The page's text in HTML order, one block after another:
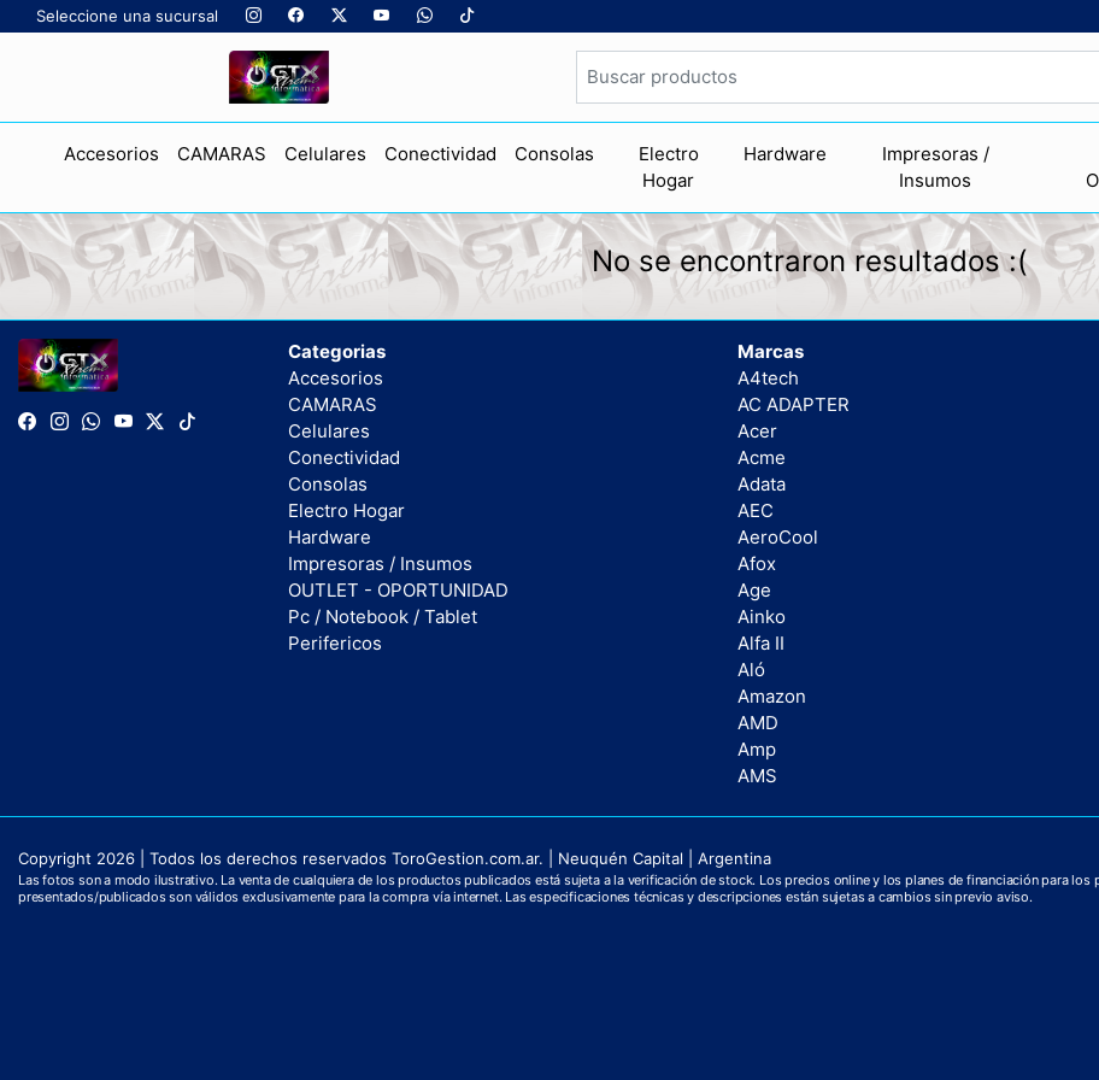
Seleccione una sucursal
Accesorios CAMARAS Celulares Conectividad Consolas
Electro
Hogar
Hardware
Impresoras /
Insumos
No se encontraron resultados :(
Categorias
Accesorios
CAMARAS
Celulares
Conectividad
Consolas
Electro Hogar
Hardware
Impresoras / Insumos
OUTLET - OPORTUNIDAD
Pc / Notebook / Tablet
Perifericos
Marcas
A4tech
AC ADAPTER
Acer
Acme
Adata
AEC
AeroCool
Afox
Age
Ainko
Alfa II
Aló
Amazon
AMD
Amp
AMS
Copyright 2026 | Todos los derechos reservados ToroGestion.com.ar. | Neuquén Capital | Argentina
Las fotos son a modo ilustrativo. La venta de cualquiera de los productos publicados está sujeta a la verificación de stock. Los precios online y los planes de financiación para los
presentados/publicados son válidos exclusivamente para la compra vía internet. Las especificaciones técnicas y descripciones están sujetas a cambios sin previo aviso.